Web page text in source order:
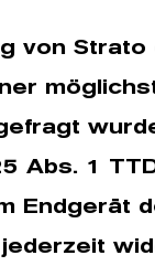
von
Abs. 1
Endgerät